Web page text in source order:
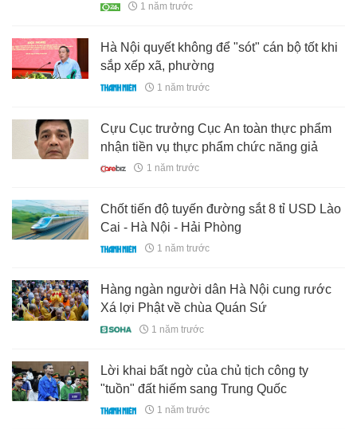
1 năm trước
Hà Nội quyết không để "sót" cán bộ tốt khi
sắp xếp xã, phường
1 năm trước
Cựu Cục trưởng Cục An toàn thực phẩm
nhận tiền vụ thực phẩm chức năng giả
1 năm trước
Chốt tiến độ tuyến đường sắt 8 tỉ USD Lào
Cai - Hà Nội - Hải Phòng
1 năm trước
Hàng ngàn người dân Hà Nội cung rước
Xá lợi Phật về chùa Quán Sứ
1 năm trước
Lời khai bất ngờ của chủ tịch công ty
"tuồn" đất hiếm sang Trung Quốc
1 năm trước